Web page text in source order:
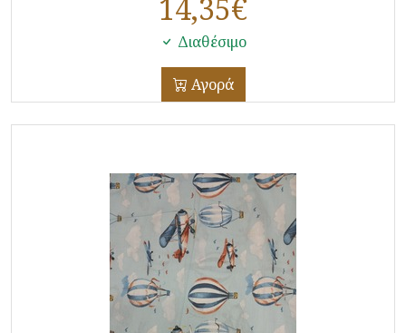
14,35€
Διαθέσιμο
Αγορά